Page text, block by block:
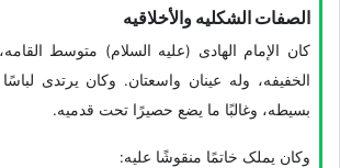
الصفات الشکلیه والأخلاقیه
کان الإمام الهادی (علیه السلام) متوسط
الخفیفه، وله عینان واسعتان. وکان یرتدی
بسیطه، وغالبًا ما یضع حصیرًا تحت قدمیه.
وکان یملک خاتمًا منقوشًا علیه: